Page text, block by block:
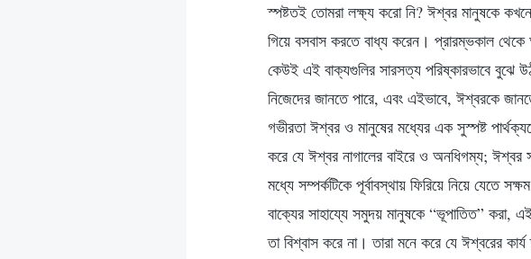
স্পষ্টতই তোমরা লক্ষ্য করো নি? ঈশ্বর মানুষকে
গিয়ে বসবাস করতে বাধ্য করেন। প্রারম্ভকাল
কেউই এই বাক্যগুলির সারসত্য পরিষ্কারভাবে বুঝে
নিজেদের জানতে পারে, এবং এইভাবে, ঈশ্বরকে
গভীরতা ঈশ্বর ও মানুষের মধ্যের এক সুস্পষ্ট
করে যে ঈশ্বর নাগালের বাইরে ও অনধিগম্য;
মধ্যে সম্পর্কটিকে পূর্বাবস্থায় ফিরিয়ে নিয়ে
বাক্যের সাহায্যে সমুদয় মানুষকে “ভূপাতিত” করা,
তা বিশ্বাস করে না। তারা মনে করে যে ঈশ্বরের